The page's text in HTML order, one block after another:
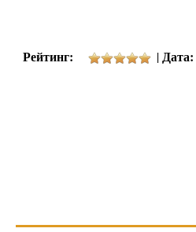
Рейтинг: | Дата: